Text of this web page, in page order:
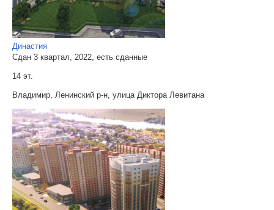
Династия
Сдан 3 квартал, 2022, есть сданные
14 эт.
Владимир, Ленинский р-н, улица Диктора Левитана